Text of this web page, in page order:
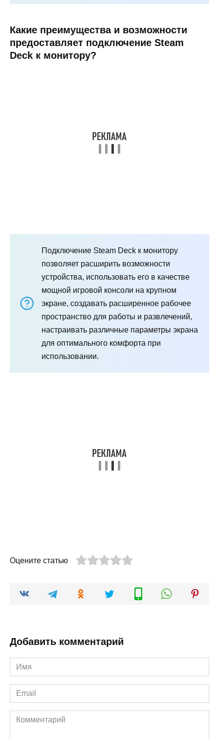
Какие преимущества и возможности
предоставляет подключение Steam
Deck к монитору?
Подключение Steam Deck к монитору
позволяет расширить возможности
устройства, использовать его в качестве
мощной игровой консоли на крупном
экране, создавать расширенное рабочее
пространство для работы и развлечений,
настраивать различные параметры экрана
для оптимального комфорта при
использовании.
Оцените статью
Добавить комментарий
Имя
*
Email
*
Комментарий